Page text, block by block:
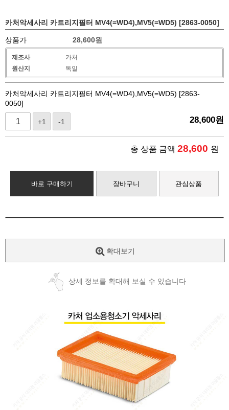
카처악세사리 카트리지필터 MV4(=WD4),MV5(=WD5) [2863-0050]
상품가 28,600원
제조사
카처
원산지
독일
카처악세사리 카트리지필터 MV4(=WD4),MV5(=WD5) [2863-
0050]
+1 -1 28,600원
총 상품 금액 28,600 원
바로 구매하기 장바구니 관심상품
확대보기
상세 정보를 확대해 보실 수 있습니다